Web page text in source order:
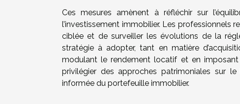
Ces mesures amènent à réfléchir sur
l’investissement immobilier. Les professionnels
ciblée et de surveiller les évolutions de la
stratégie à adopter, tant en matière
modulant le rendement locatif et en
privilégier des approches patrimoniales sur
informée du portefeuille immobilier.